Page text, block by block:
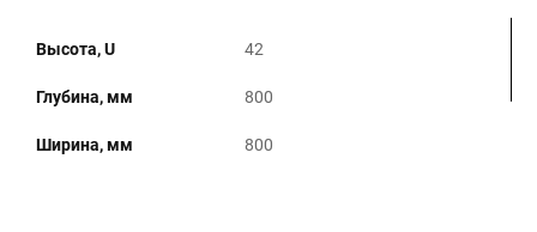
Высота, U 42
Глубина, мм 800
Ширина, мм 800